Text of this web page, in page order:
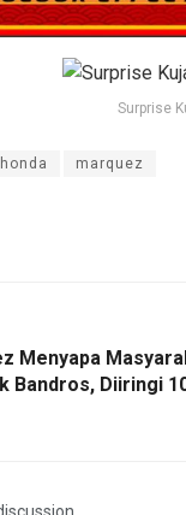
Surprise
honda marquez
Menyapa
Bandros, Diiringi